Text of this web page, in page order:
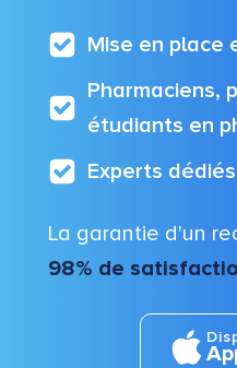
Mise en place
Pharmaciens,
étudiants en
Experts
La garantie d'un
98% de